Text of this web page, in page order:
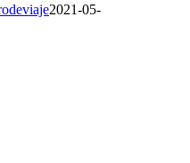
2021-05-